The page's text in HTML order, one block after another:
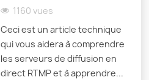
1160 vues
Ceci est un article technique
qui vous aidera à comprendre
les serveurs de diffusion en
direct RTMP et à apprendre...